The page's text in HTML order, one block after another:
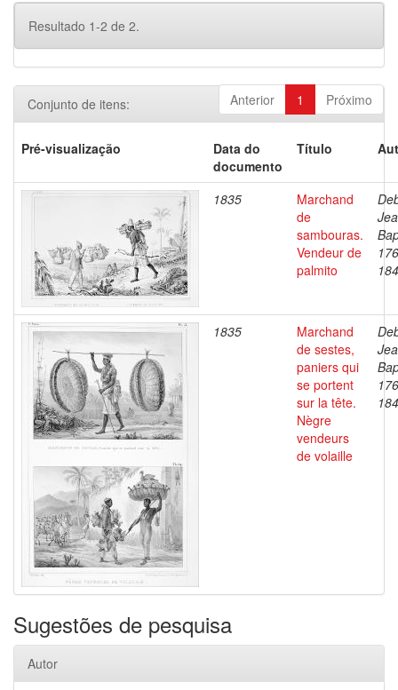
Resultado 1-2 de 2.
Anterior 1 Próximo
Conjunto de itens:
Pré-visualização
Data do
documento
Título
1835
Marchand
de
sambouras.
Vendeur de
palmito
1835
Marchand
de sestes,
paniers qui
se portent
sur la tête.
Nègre
vendeurs
de volaille
Sugestões de pesquisa
Autor